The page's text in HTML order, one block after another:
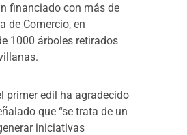
financiado con más de
de Comercio, en
1000 árboles retirados
primer edil ha agradecido
que “se trata de un
iniciativas